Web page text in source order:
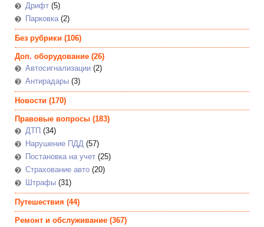
Дрифт (5)
Парковка(2)
Без рубрики (106)
Доп. оборудование (26)
Автосигнализации (2)
Антирадары (3)
Новости (170)
Правовые вопросы (183)
ДТП (34)
Нарушение ПДД (57)
Постановка на учет (25)
Страхование авто (20)
Штрафы (31)
Путешествия (44)
Ремонт и обслуживание (367)